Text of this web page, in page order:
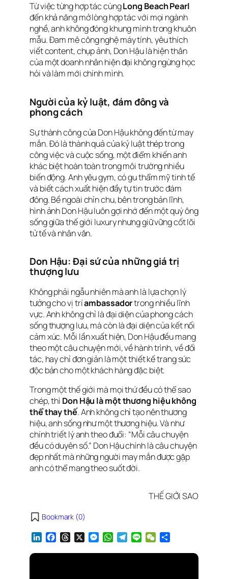
Từ việc từng hợp tác cùngLong Beach Pearl
đến khả năng mở lòng hợp tác với mọi ngành
nghề, anh không đóng khung mình trong khuôn
mẫu. Đam mê công nghệ máy tính, yêu thích
viết content, chụp ảnh, Don Hậu là hiện thân
của một doanh nhân hiện đại không ngừng học
hỏi và làm mới chính mình.
Người của kỷ luật, đám đông và
phong cách
Sự thành công của Don Hậu không đến từ may
mắn. Đó là thành quả của kỷ luật thép trong
công việc và cuộc sống, một điểm khiến anh
khác biệt hoàn toàn trong môi trường nhiều
biến động. Anh yêu gym, có gu thẩm mỹ tinh tế
và biết cách xuất hiện đầy tự tin trước đám
đông. Bề ngoài chỉn chu, bên trong bản lĩnh,
hình ảnh Don Hậu luôn gợi nhớ đến một quý ông
sống giữa thế giới luxury nhưng giữ vững cốt lõi
tử tế và nhân văn.
Don Hậu: Đại sứ của những giá trị
thượng lưu
Không phải ngẫu nhiên mà anh là lựa chọn lý
tưởng cho vị tríambassadortrong nhiều lĩnh
vực. Anh không chỉ là đại diện của phong cách
sống thượng lưu, mà còn là đại diện của kết nối
cảm xúc. Mỗi lần xuất hiện, Don Hậu đều mang
theo một câu chuyện mới, về hành trình, về đối
tác, hay chỉ đơn giản là một thiết kế trang sức
độc bản cho một khách hàng đặc biệt.
Trong một thế giới mà mọi thứ đều có thể sao
chép, thì Don Hậu là một thương hiệu không
thể thay thế. Anh không chỉ tạo nên thương
hiệu, anh sống như một thương hiệu. Và như
chính triết lý anh theo đuổi: “Mỗi câu chuyện
đều có duyên số.” Don Hậu chính là câu chuyện
đẹp nhất mà những người may mắn được gặp
anh có thể mang theo suốt đời.
THẾ GIỚI SAO
Bookmark (0)
M
W
W